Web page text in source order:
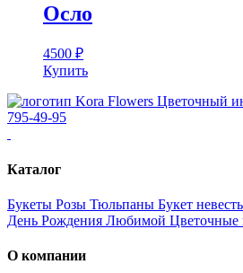
Осло
4500 ₽
Купить
Цветочный
795-49-95
Каталог
Букеты Розы Тюльпаны Букет
День Рождения Любимой Цветочные
О компании